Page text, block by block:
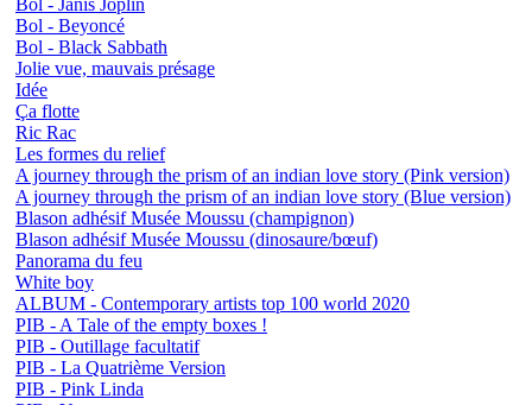
Bol - Janis Joplin
Bol - Beyoncé
Bol - Black Sabbath
Jolie vue, mauvais présage
Idée
Ça flotte
Ric Rac
Les formes du relief
A journey through the prism of an indian love story (Pink version)
A journey through the prism of an indian love story (Blue version)
Blason adhésif Musée Moussu (champignon)
Blason adhésif Musée Moussu (dinosaure/bœuf)
Panorama du feu
White boy
ALBUM - Contemporary artists top 100 world 2020
PIB - A Tale of the empty boxes !
PIB - Outillage facultatif
PIB - La Quatrième Version
PIB - Pink Linda